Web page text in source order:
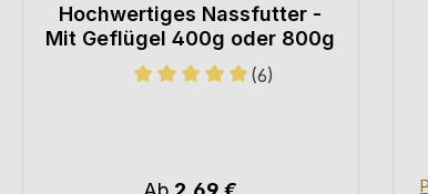
Hochwertiges Nassfutter -
Mit Geflügel 400g oder 800g
(6)